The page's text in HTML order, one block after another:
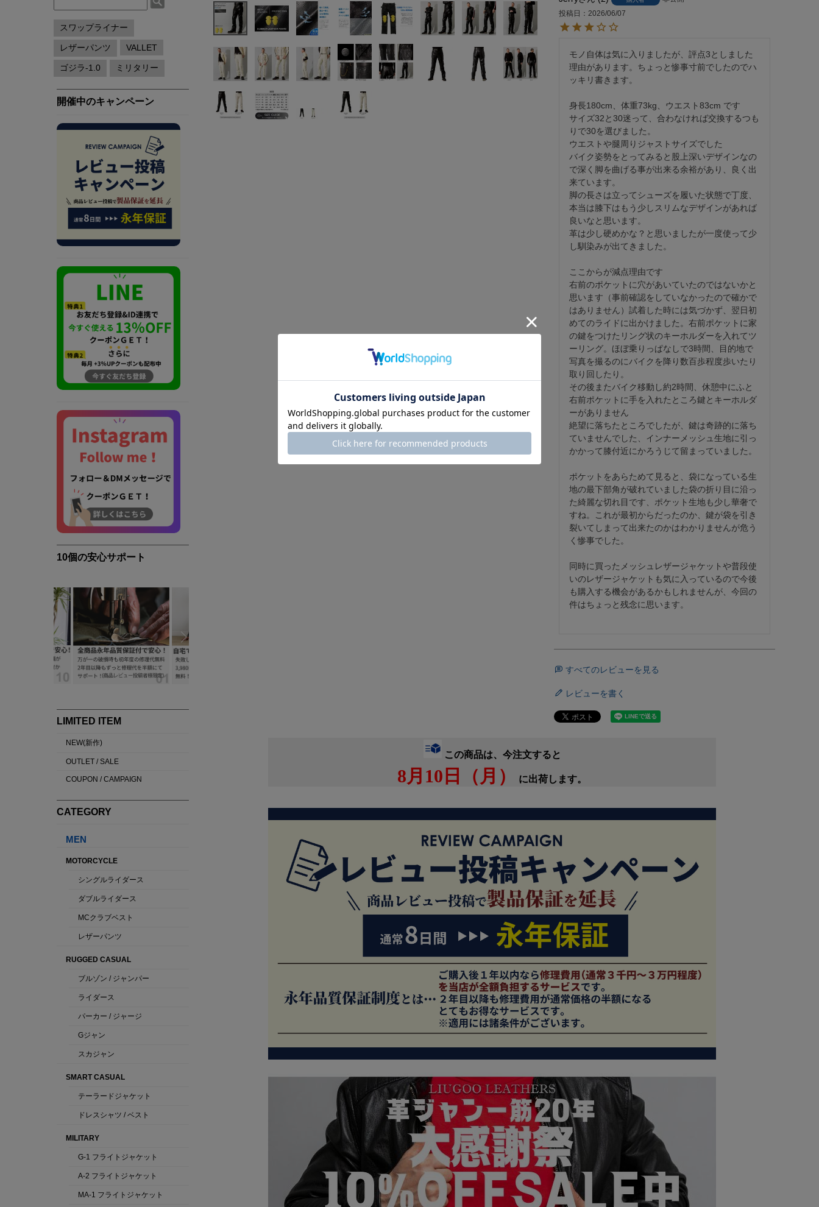
投稿日
2026/06/07
モノ自体は気に入りましたが、評点3としました
理由があります。ちょっと惨事寸前でしたのでハ
ッキリ書きます。
身長180cm、体重73kg、ウエスト83cm です
サイズ32と30迷って、合わなければ交換するつも
りで30を選びました。
ウエストや腿周りジャストサイズでした
バイク姿勢をとってみると股上深いデザインなの
で深く脚を曲げる事が出来る余裕があり、良く出
来ています。
脚の長さは立ってシューズを履いた状態で丁度、
本当は膝下はもう少しスリムなデザインがあれば
良いなと思います。
革は少し硬めかな？と思いましたが一度使って少
し馴染みが出てきました。
ここからが減点理由です
右前のポケットに穴があいていたのではないかと
思います（事前確認をしていなかったので確かで
はありません）試着した時には気づかず、翌日初
めてのライドに出かけました。右前ポケットに家
の鍵をつけたリング状のキーホルダーを入れてツ
ーリング。ほぼ乗りっぱなしで3時間、目的地で
写真を撮るのにバイクを降り数百歩程度歩いたり
取り回したり。
その後またバイク移動し約2時間、休憩中にふと
右前ポケットに手を入れたところ鍵とキーホルダ
ーがありません
絶望に落ちたところでしたが、鍵は奇跡的に落ち
ていませんでした、インナーメッシュ生地に引っ
かかって膝付近にかろうじて留まっていました。
ポケットをあらためて見ると、袋になっている生
地の最下部角が破れていました袋の折り目に沿っ
た綺麗な切れ目です、ポケット生地も少し華奢で
すね。これが最初からだったのか、鍵が袋を引き
裂いてしまって出来たのかはわかりませんが危う
く惨事でした。
同時に買ったメッシュレザージャケットや普段使
いのレザージャケットも気に入っているので今後
も購入する機会があるかもしれませんが、今回の
件はちょっと残念に思います。
すべてのレビューを見る
レビューを書く